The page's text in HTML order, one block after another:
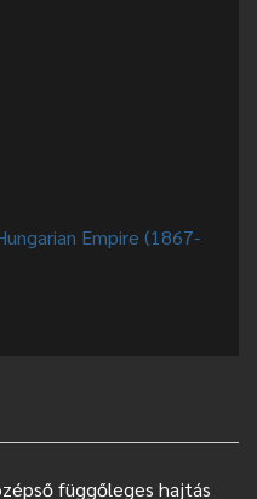
Empire (1867-
függőleges hajtás